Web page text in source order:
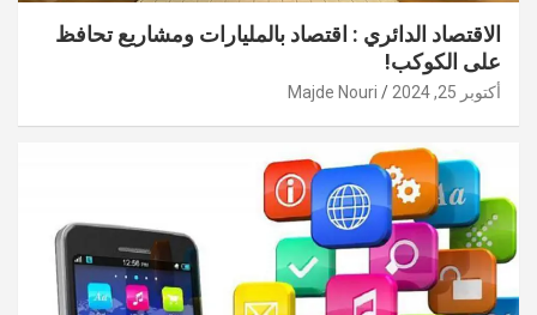
الاقتصاد الدائري : اقتصاد بالمليارات ومشاريع تحافظ
على الكوكب!
أكتوبر 25, 2024 Majde Nouri